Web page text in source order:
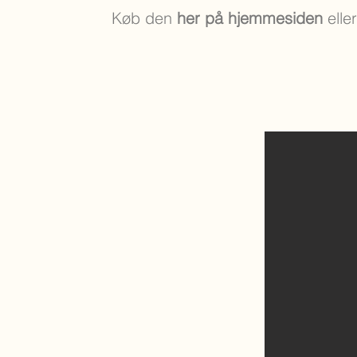
Køb den her på hjemmesiden